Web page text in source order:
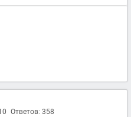
Ответов: 358